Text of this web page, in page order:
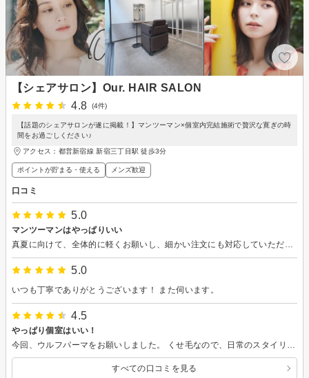
【シェアサロン】Our. HAIR SALON
4.8
(4件)
【話題のシェアサロンが遂に掲載！】マンツーマン×個室内完結施術で贅沢な寛ぎの時
間をお過ごしください♪
アクセス：都営新宿線 新宿三丁目駅 徒歩3分
ポイントが貯まる・使える メンズ歓迎
口コミ
5.0
マンツーマンはやっぱりいい
5.0
いつも丁寧でありがとうございます！ また伺います。
4.5
やっぱり個室はいい！
すべての口コミを見る